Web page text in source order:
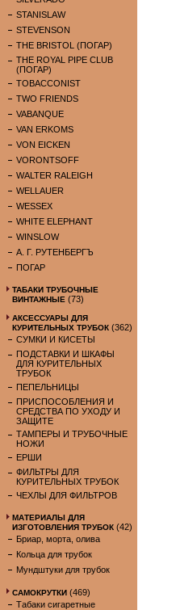
STANISLAW
STEVENSON
THE BRISTOL (ПОГАР)
THE ROYAL PIPE CLUB
(ПОГАР)
TOBACCONIST
TWO FRIENDS
VABANQUE
VAN ERKOMS
VON EICKEN
VORONTSOFF
WALTER RALEIGH
WELLAUER
WESSEX
WHITE ELEPHANT
WINSLOW
А. Г. РУТЕНБЕРГЪ
ПОГАР
ТАБАКИ ТРУБОЧНЫЕ
ВИНТАЖНЫЕ (73)
АКСЕССУАРЫ ДЛЯ
КУРИТЕЛЬНЫХ ТРУБОК (362)
СУМКИ И КИСЕТЫ
ПОДСТАВКИ И ШКАФЫ
ДЛЯ КУРИТЕЛЬНЫХ
ТРУБОК
ПЕПЕЛЬНИЦЫ
ПРИСПОСОБЛЕНИЯ И
СРЕДСТВА ПО УХОДУ И
ЗАЩИТЕ
ТАМПЕРЫ И ТРУБОЧНЫЕ
НОЖИ
ЕРШИ
ФИЛЬТРЫ ДЛЯ
КУРИТЕЛЬНЫХ ТРУБОК
ЧЕХЛЫ ДЛЯ ФИЛЬТРОВ
МАТЕРИАЛЫ ДЛЯ
ИЗГОТОВЛЕНИЯ ТРУБОК (42)
Бриар, морта, олива
Кольца для трубок
Мундштуки для трубок
САМОКРУТКИ (469)
Табаки сигаретные